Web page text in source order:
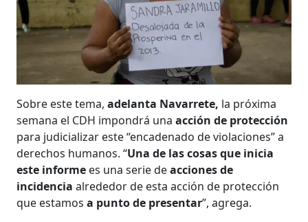
Sobre este tema,adelanta Navarrete, la próxima
semana el CDH impondrá unaacción de protección
para judicializar este “encadenado de violaciones” a
derechos humanos. “Una de las cosas que inicia
este informe es una serie deacciones de
incidencia alrededor de esta acción de protección
que estamosa punto de presentar”, agrega.